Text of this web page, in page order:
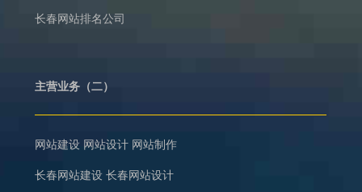
长春网站排名公司
主营业务（二）
网站建设 网站设计 网站制作
长春网站建设 长春网站设计